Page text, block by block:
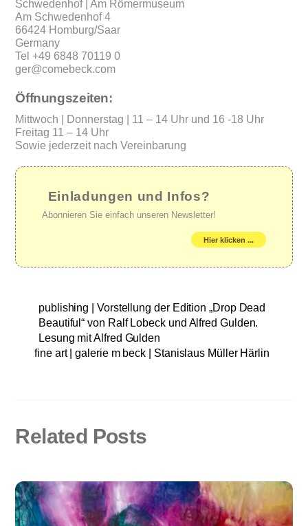
Schwedenhof | Am Römermuseum
Am Schwedenhof 4
66424 Homburg/Saar
Germany
Tel +49 6848 70119 0
ger@comebeck.com
Öffnungszeiten:
Mittwoch | Donnerstag | 11 – 14 Uhr und 16 -18 Uhr
Freitag 11 – 14 Uhr
Sowie jederzeit nach Vereinbarung
Einladungen und Infos?
Abonnieren Sie einfach unseren Newsletter!
Hier klicken ...
publishing | Vorstellung der Edition „Drop Dead
Beautiful“ von Ralf Lobeck und Alfred Gulden.
Lesung mit Alfred Gulden
fine art | galerie m beck | Stanislaus Müller Härlin
Related Posts